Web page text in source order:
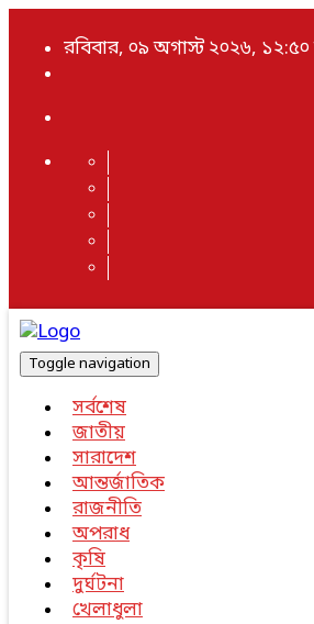
রবিবার, ০৯ অগাস্ট ২০২৬,
Toggle navigation
সর্বশেষ
জাতীয়
সারাদেশ
আন্তর্জাতিক
রাজনীতি
অপরাধ
কৃষি
দুর্ঘটনা
খেলাধুলা